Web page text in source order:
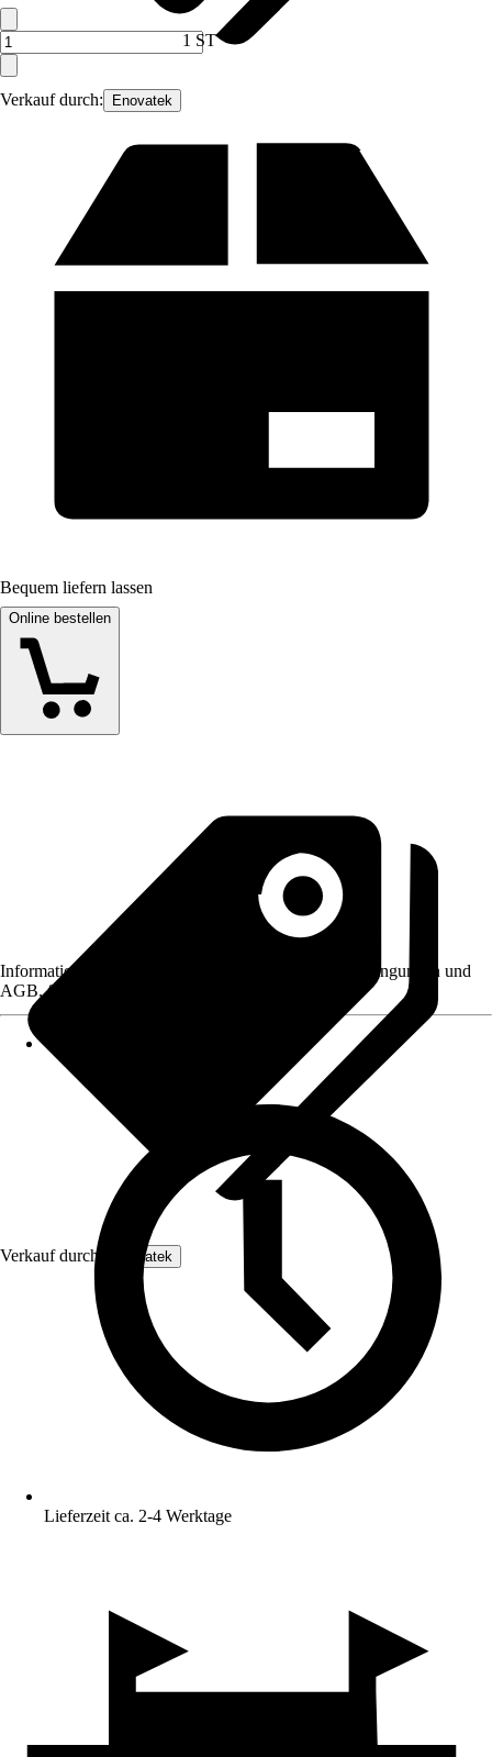
Verkauf durch: Enovatek
1 ST
Bequem liefern lassen
Online bestellen
Verkauf durch: Enovatek
Informationen des Verkäufers, wie z. B. Rückgabebedingungen und
AGB, finden Sie bei Klick auf den Verkäufernamen.
Lieferzeit ca. 2-4 Werktage